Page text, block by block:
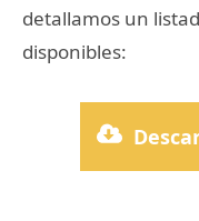
detallamos un
disponibles: